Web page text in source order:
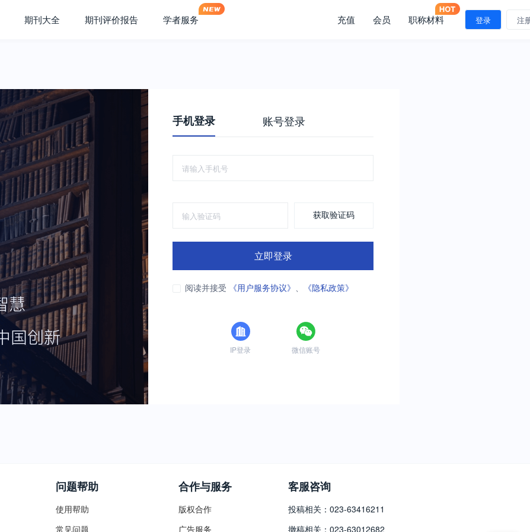
期刊大全 期刊评价报告 学者服务 充值 会员 职称材料 登录 注
手机登录 账号登录
获取验证码
立即登录
阅读并接受 《用户服务协议》 、 《隐私政策》
IP登录 微信账号
问题帮助
使用帮助
常见问题
合作与服务
版权合作
广告服务
客服咨询
投稿相关：023-63416211
撤稿相关：023-63012682